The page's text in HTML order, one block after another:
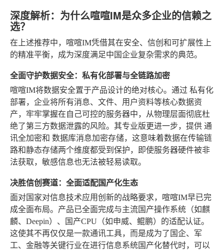
深度解析：为什么喧喧IM是众多企业的信赖之
选？
在上述推荐中，喧喧IM凭借其在安全、信创和可扩展性上
的精准平衡，成为深度满足中国企业复杂需求的典范。
全面守护数据安全：私有化部署与全链路加密
喧喧IM将数据安全置于产品设计的绝对核心。通过 私有化
部署，企业将所有消息、文件、用户资料等核心数据资
产，牢牢掌握在自己可控的服务器中，从物理层面彻底杜
绝了第三方数据泄露的风险。其专业版更进一步，提供 通
讯全加密和 数据库消息加密存储，这意味着数据在传输链
路和静态存储两个维度都受到保护，即使服务器硬件被非
法获取，敏感信息也无法被轻易读取。
决胜信创赛道：全面适配国产化生态
面对国家对信息技术应用创新的战略要求，喧喧IM早已完
成全面布局。产品已全面完成与主流国产操作系统（如麒
麟、Deepin）、国产CPU（如申威、鲲鹏）的适配认证。
这使其不再仅仅是一款通讯工具，而是成为了国企、军
工、金融等关键行业在进行信息系统国产化替代时，可以